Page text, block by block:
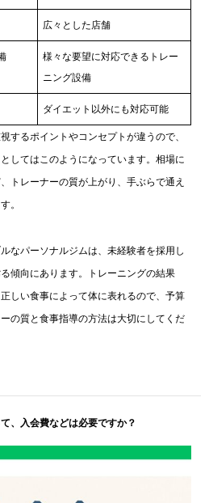
広々とした店舗
様々な要望に対応できるトレー
ニング設備
ダイエット以外にも対応可能
するポイントやコンセプトが違うので、
してはこのようになっています。相場に
トレーナーの質が上がり、手ぶらで通え
。
なパーソナルジムは、未経験者を採用し
傾向にあります。トレーニングの結果
しい食事によって体に表れるので、予算
の質と食事指導の方法は大切にしてくだ
、入会費などは必要ですか？